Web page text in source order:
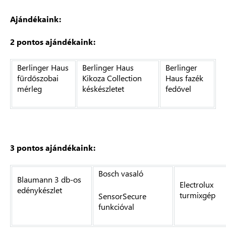
Ajándékaink:
2 pontos ajándékaink:
Berlinger Haus
fürdőszobai
mérleg
Berlinger Haus
Kikoza Collection
késkészletet
Berlinger
Haus fazék
fedővel
3 pontos ajándékaink:
Blaumann 3 db-os
edénykészlet
Bosch vasaló
SensorSecure
funkcióval
Electrolux
turmixgép